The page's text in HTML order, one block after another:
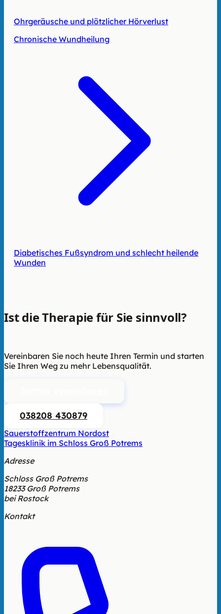
Ohrgeräusche und plötzlicher Hörverlust
Chronische Wundheilung
Diabetisches Fußsyndrom und schlecht heilende
Wunden
Ist die Therapie für Sie sinnvoll?
Vereinbaren Sie noch heute Ihren Termin und starten
Sie Ihren Weg zu mehr Lebensqualität.
038208 430879
Sauerstoffzentrum Nordost
Tagesklinik im Schloss Groß Potrems
Adresse
Schloss Groß Potrems
18233 Groß Potrems
bei Rostock
Kontakt